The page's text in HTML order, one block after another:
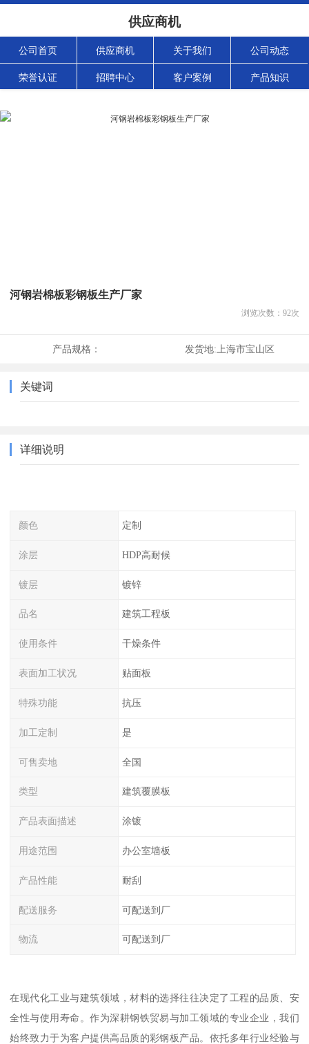
供应商机
公司首页 供应商机 关于我们 公司动态
荣誉认证 招聘中心 客户案例 产品知识
河钢岩棉板彩钢板生产厂家
浏览次数： 92次
产品规格： 发货地: 上海市宝山区
关键词
详细说明
颜色 定制
涂层 HDP高耐候
镀层 镀锌
品名 建筑工程板
使用条件 干燥条件
表面加工状况 贴面板
特殊功能 抗压
加工定制 是
可售卖地 全国
类型 建筑覆膜板
产品表面描述 涂镀
用途范围 办公室墙板
产品性能 耐刮
配送服务 可配送到厂
物流 可配送到厂
在现代化工业与建筑领域，材料的选择往往决定了工程的品质、安
全性与使用寿命。作为深耕钢铁贸易与加工领域的专业企业，我们
始终致力于为客户提供高品质的彩钢板产品。依托多年行业经验与